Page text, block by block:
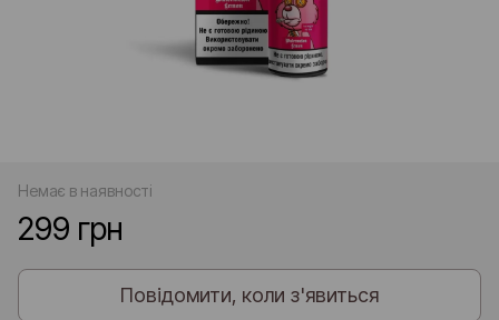
Немає в наявності
299 грн
Повідомити, коли з'явиться